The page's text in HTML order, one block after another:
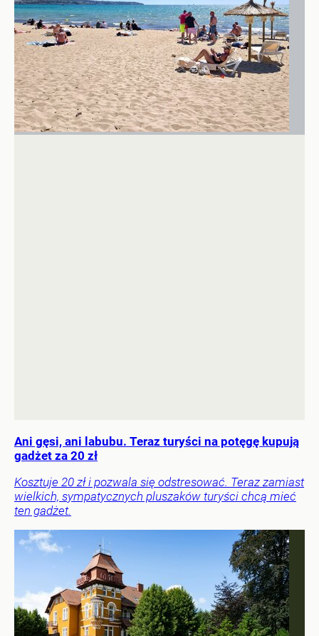
Ani gęsi, ani labubu. Teraz turyści na potęgę kupują
gadżet za 20 zł
Kosztuje 20 zł i pozwala się odstresować. Teraz zamiast
wielkich, sympatycznych pluszaków turyści chcą mieć
ten gadżet.